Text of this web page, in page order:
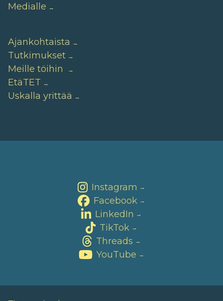
Medialle
Ajankohtaista
Tutkimukset
Meille töihin
EtäTET
Uskalla yrittää
Instagram →
Facebook →
LinkedIn →
TikTok →
Threads →
YouTube →